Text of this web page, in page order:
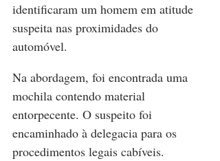
identificaram um homem em atitude
suspeita nas proximidades do
automóvel.
Na abordagem, foi encontrada uma
mochila contendo material
entorpecente. O suspeito foi
encaminhado à delegacia para os
procedimentos legais cabíveis.